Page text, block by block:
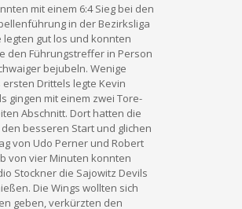
mit einem 6:4 Sieg bei den
in der Bezirksliga
gut los und konnten
den Führungstreffer in Person
bejubeln. Wenige
Drittels legte Kevin
gingen mit einem zwei Tore-
Abschnitt. Dort hatten die
besseren Start und glichen
von Udo Perner und Robert
von vier Minuten konnten
Stockner die Sajowitz Devils
Die Wings wollten sich
geben, verkürzten den